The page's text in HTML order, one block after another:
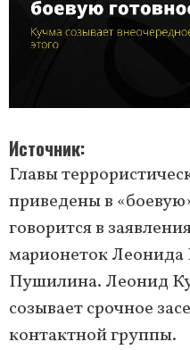
Источник
Главы
приведены в
говорится в
марионеток
Пушилина. Леонид
созывает срочное
контактной группы.